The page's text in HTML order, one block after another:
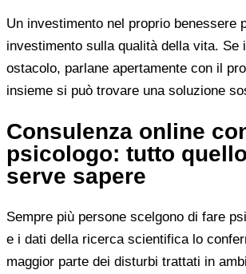
Un investimento nel proprio benessere
investimento sulla qualità della vita. Se
ostacolo, parlane apertamente con il
insieme si può trovare una soluzione
Consulenza online
psicologo: tutto
serve sapere
Sempre più persone scelgono di fare
e i dati della ricerca scientifica lo
maggior parte dei disturbi trattati in